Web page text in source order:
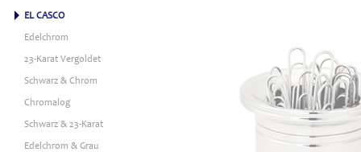
EL CASCO
Edelchrom
23-Karat Vergoldet
Schwarz & Chrom
Chromalog
Schwarz & 23-Karat
Edelchrom & Grau